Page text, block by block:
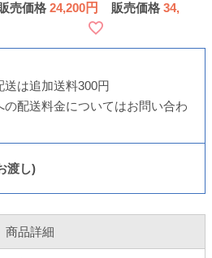
い ふっくらラグ
長方形 大判 ベージ
ュ ブラウン 2306SS
販売価格 24,200
厚い ふっくらラグ
ュ ダークブラウン
販売価格 34,800
送は追加送料300円
の配送料金についてはお問い合わ
渡し)
商品詳細